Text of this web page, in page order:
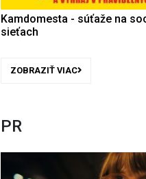
Kamdomesta - súťaže na
sieťach
ZOBRAZIŤ VIAC
PR